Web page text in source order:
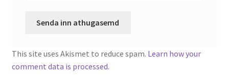
This site uses Akismet to reduce spam. Learn how your
comment data is processed.